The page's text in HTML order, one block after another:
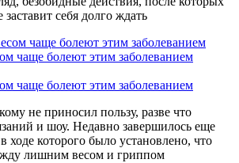
заставит себя долго ждать
чаще болеют этим заболеванием
чаще болеют этим заболеванием
не приносил пользу, разве что
и шоу. Недавно завершилось еще
ходе которого было установлено, что
лишним весом и гриппом